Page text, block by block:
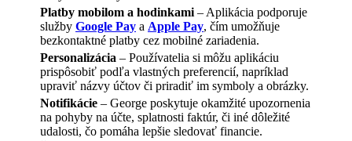
Platby mobilom a hodinkami – Aplikácia podporuje
služby Google Pay a Apple Pay, čím umožňuje
bezkontaktné platby cez mobilné zariadenia.
Personalizácia – Používatelia si môžu aplikáciu
prispôsobiť podľa vlastných preferencií, napríklad
upraviť názvy účtov či priradiť im symboly a obrázky.
Notifikácie – George poskytuje okamžité upozornenia
na pohyby na účte, splatnosti faktúr, či iné dôležité
udalosti, čo pomáha lepšie sledovať financie.